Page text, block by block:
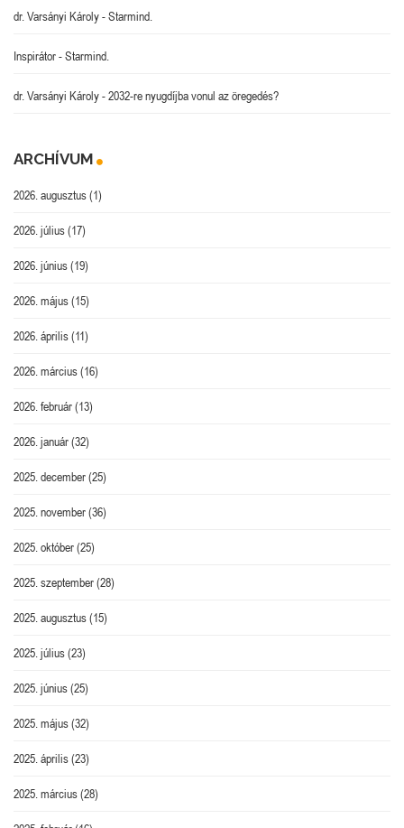
dr. Varsányi Károly-Starmind.
Inspirátor-Starmind.
dr. Varsányi Károly-2032-re nyugdíjba vonul az öregedés?
ARCHÍVUM
2026. augusztus(1)
2026. július(17)
2026. június(19)
2026. május(15)
2026. április(11)
2026. március(16)
2026. február(13)
2026. január(32)
2025. december(25)
2025. november(36)
2025. október(25)
2025. szeptember(28)
2025. augusztus(15)
2025. július(23)
2025. június(25)
2025. május(32)
2025. április(23)
2025. március(28)